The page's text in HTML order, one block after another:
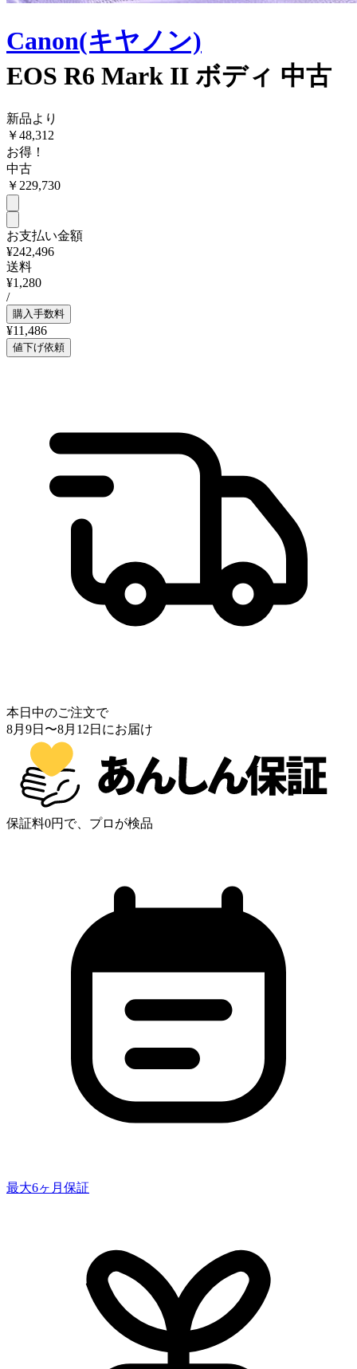
Canon(キヤノン)
EOS R6 Mark II ボディ 中古
新品より
￥48,312
お得！
中古
￥ 229,730
お支払い金額
¥242,496
送料
¥1,280
/
購入手数料
¥11,486
値下げ依頼
本日中のご注文で
8月9日 〜8月12日 にお届け
保証料0円で、プロが検品
最大6ヶ月保証